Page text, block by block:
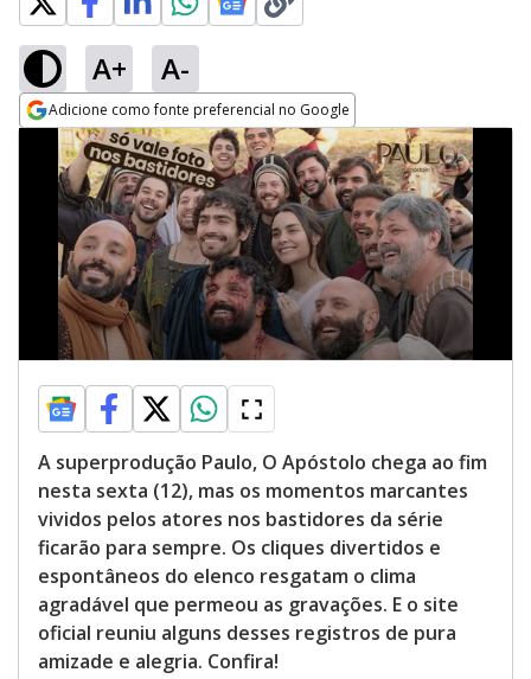
A+ A-
Adicione como fonte preferencial no Google
Opens in new window
A superprodução Paulo, O Apóstolo chega ao fim
nesta sexta (12), mas os momentos marcantes
vividos pelos atores nos bastidores da série
ficarão para sempre. Os cliques divertidos e
espontâneos do elenco resgatam o clima
agradável que permeou as gravações. E o site
oficial reuniu alguns desses registros de pura
amizade e alegria. Confira!